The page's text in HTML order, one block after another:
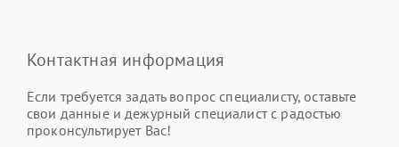
Контактная информация
Если требуется задать вопрос специалисту, оставьте
свои данные и дежурный специалист с радостью
проконсультирует Вас!